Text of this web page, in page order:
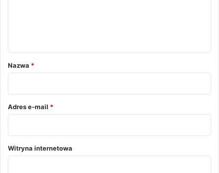
r
*
Nazwa *
Adres e-mail *
Witryna internetowa